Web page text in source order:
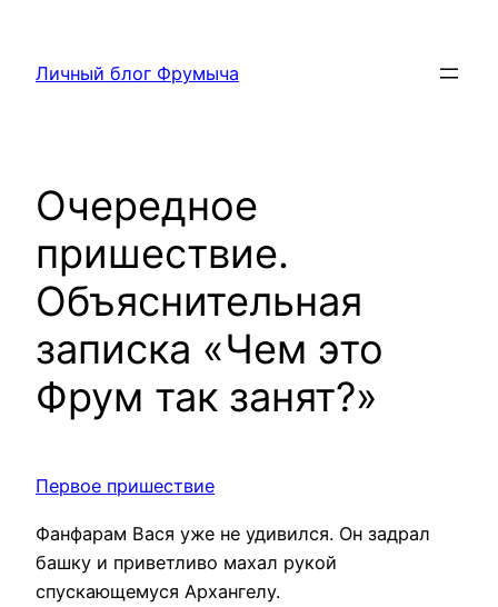
содержимому
Личный блог Фрумыча
Очередное
пришествие.
Объяснительная
записка «Чем это
Фрум так занят?»
Первое пришествие
Фанфарам Вася уже не удивился. Он задрал
башку и приветливо махал рукой
спускающемуся Архангелу.